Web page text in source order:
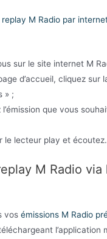
M Radio par
sur le site internet M
d’accueil, cliquez sur
» ;
l’émission que vous
le lecteur play et écoutez.
M Radio via
vos émissions M Radio
l’application